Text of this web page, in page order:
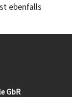
ebenfalls
GbR